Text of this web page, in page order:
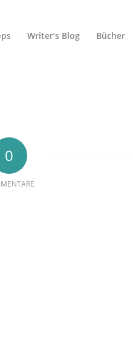
Writer’s Blog Bücher
0